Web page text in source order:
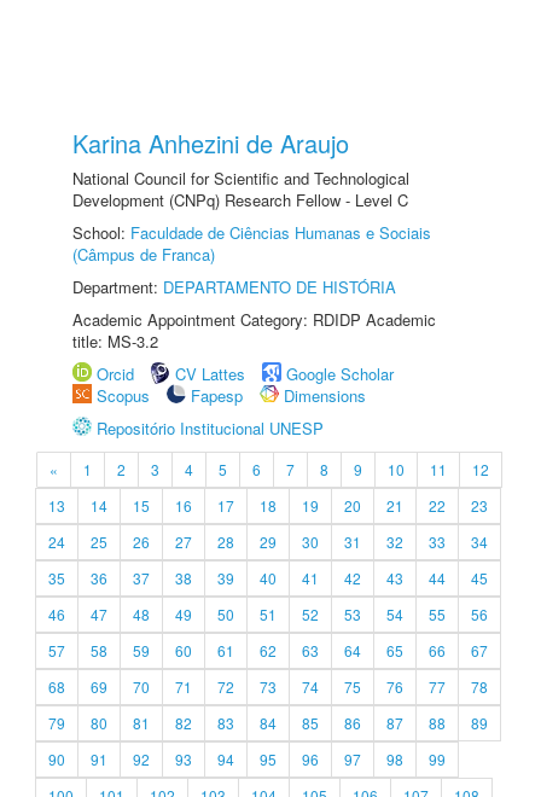
Karina Anhezini de Araujo
National Council for Scientific and Technological
Development (CNPq) Research Fellow - Level C
School: Faculdade de Ciências Humanas e Sociais
(Câmpus de Franca)
Department: DEPARTAMENTO DE HISTÓRIA
Academic Appointment Category: RDIDP Academic
title: MS-3.2
Orcid
CV Lattes
Google Scholar
Scopus
Fapesp
Dimensions
Repositório Institucional UNESP
« 1 2 3 4 5 6 7 8 9 10 11
12
13
14 15 16 17 18 19 20 21 22
23
24
25 26 27 28 29 30 31 32 33
34
35
36 37 38 39 40 41 42 43 44
45
46
47 48 49 50 51 52 53 54 55
56
57
58 59 60 61 62 63 64 65 66
67
68
69 70 71 72 73 74 75 76 77
78
79
80 81 82 83 84 85 86 87 88
89
90
91 92 93 94 95 96 97 98
99